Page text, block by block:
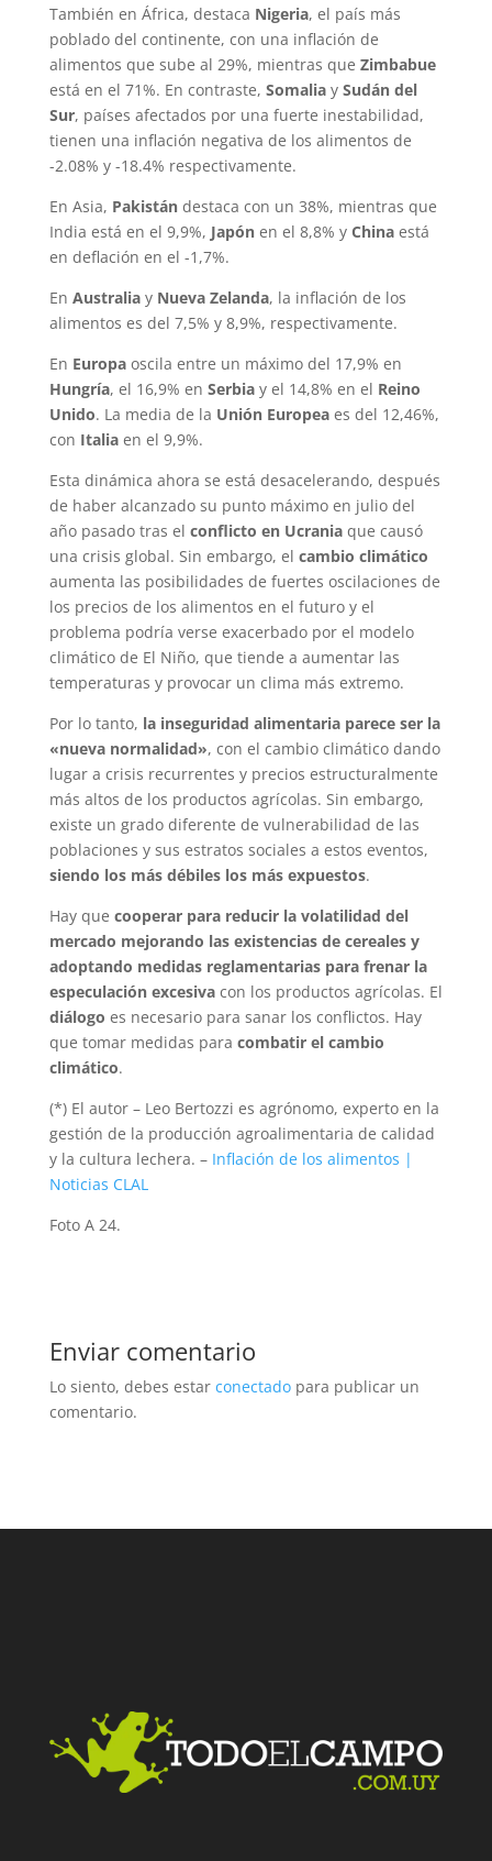
También en África, destaca Nigeria, el país más
poblado del continente, con una inflación de
alimentos que sube al 29%, mientras que Zimbabue
está en el 71%. En contraste, Somaliay Sudán del
Sur, países afectados por una fuerte inestabilidad,
tienen una inflación negativa de los alimentos de
-2.08% y -18.4% respectivamente.
En Asia, Pakistándestaca con un 38%, mientras que
India está en el 9,9%, Japónen el 8,8% y Chinaestá
en deflación en el -1,7%.
En Australiay Nueva Zelanda, la inflación de los
alimentos es del 7,5% y 8,9%, respectivamente.
En Europaoscila entre un máximo del 17,9% en
Hungría, el 16,9% en Serbiay el 14,8% en el Reino
Unido. La media de la Unión Europeaes del 12,46%,
con Italiaen el 9,9%.
Esta dinámica ahora se está desacelerando, después
de haber alcanzado su punto máximo en julio del
año pasado tras el conflicto en Ucraniaque causó
una crisis global. Sin embargo, el cambio climático
aumenta las posibilidades de fuertes oscilaciones de
los precios de los alimentos en el futuro y el
problema podría verse exacerbado por el modelo
climático de El Niño, que tiende a aumentar las
temperaturas y provocar un clima más extremo.
Por lo tanto, la inseguridad alimentaria parece ser la
«nueva normalidad», con el cambio climático dando
lugar a crisis recurrentes y precios estructuralmente
más altos de los productos agrícolas. Sin embargo,
existe un grado diferente de vulnerabilidad de las
poblaciones y sus estratos sociales a estos eventos,
siendo los más débiles los más expuestos.
Hay que cooperar para reducir la volatilidad del
mercado mejorando las existencias de cereales y
adoptando medidas reglamentarias para frenar la
especulación excesivacon los productos agrícolas. El
diálogo es necesario para sanar los conflictos. Hay
que tomar medidas para combatir el cambio
climático.
(*) El autor – Leo Bertozzi es agrónomo, experto en la
gestión de la producción agroalimentaria de calidad
y la cultura lechera. – Inflación de los alimentos |
Noticias CLAL
Foto A 24.
Enviar comentario
Lo siento, debes estar conectadopara publicar un
comentario.
Facebook